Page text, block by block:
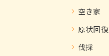
空き家
原状回復
伐採